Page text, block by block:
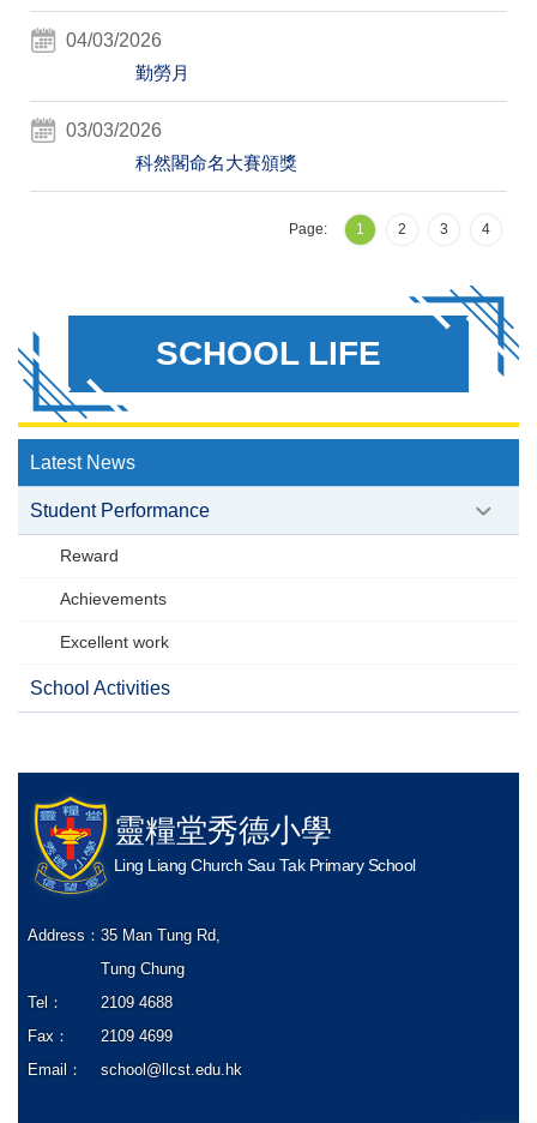
04/03/2026
勤勞月
03/03/2026
科然閣命名大賽頒獎
Page: 1 2 3 4
SCHOOL LIFE
Latest News
Student Performance
Reward
Achievements
Excellent work
School Activities
靈糧堂秀德小學
Ling Liang Church Sau Tak Primary School
Address：35 Man Tung Rd,
Tung Chung
Tel：
2109 4688
Fax：
2109 4699
Email：
school@llcst.edu.hk